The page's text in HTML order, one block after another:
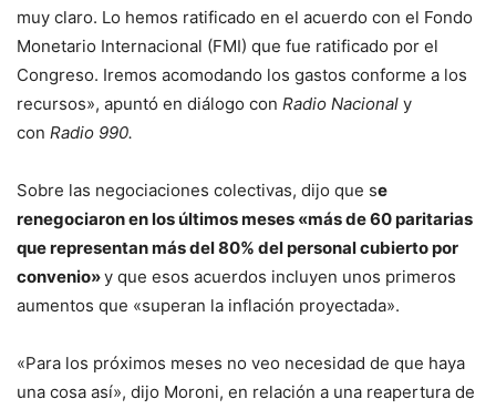
muy claro. Lo hemos ratificado en el acuerdo con el Fondo
Monetario Internacional (FMI) que fue ratificado por el
Congreso. Iremos acomodando los gastos conforme a los
recursos», apuntó en diálogo con Radio Nacional y
con Radio 990.
Sobre las negociaciones colectivas, dijo que se
renegociaron en los últimos meses «más de 60 paritarias
que representan más del 80% del personal cubierto por
convenio»y que esos acuerdos incluyen unos primeros
aumentos que «superan la inflación proyectada».
«Para los próximos meses no veo necesidad de que haya
una cosa así», dijo Moroni, en relación a una reapertura de